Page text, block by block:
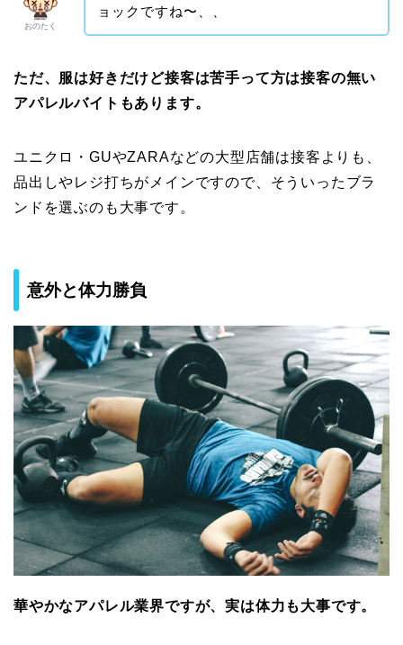
おのたく
ョックですね〜、、
ただ、服は好きだけど接客は苦手って方は接客の無い
アパレルバイトもあります。
ユニクロ・GUやZARAなどの大型店舗は接客よりも、
品出しやレジ打ちがメインですので、そういったブラ
ンドを選ぶのも大事です。
意外と体力勝負
華やかなアパレル業界ですが、実は体力も大事です。